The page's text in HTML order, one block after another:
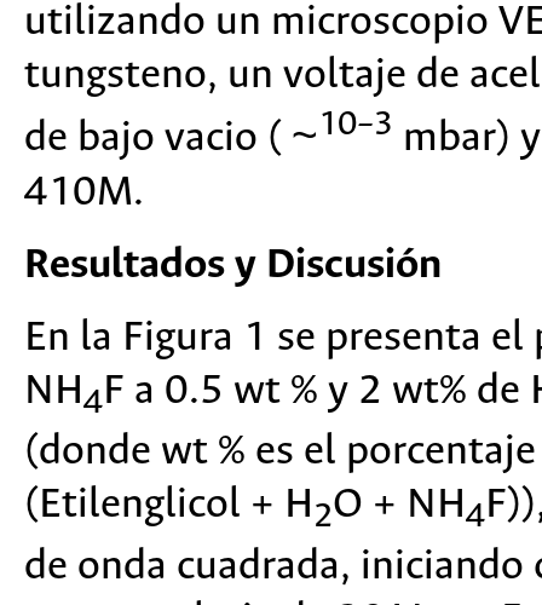
utilizando un microscopio
tungsteno, un voltaje de
de bajo vacio ( ~10–3 mbar)
410M.
Resultados y Discusión
En la Figura 1 se presenta
NH4F a 0.5 wt % y 2 wt% de
(donde wt % es el
(Etilenglicol + H2O + NH4
de onda cuadrada,